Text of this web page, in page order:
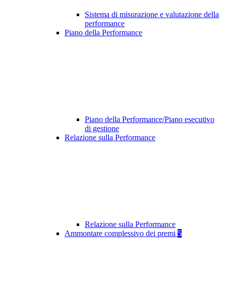
Sistema di misurazione e valutazione della
performance
Piano della Performance
Piano della Performance/Piano esecutivo
di gestione
Relazione sulla Performance
Relazione sulla Performance
Ammontare complessivo dei premi 5